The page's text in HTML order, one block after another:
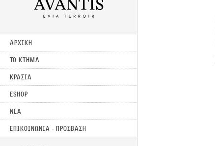
ΑΡΧΙΚΗ
ΤΟ ΚΤΗΜΑ
ΚΡΑΣΙΑ
ESHOP
ΝΕΑ
ΕΠΙΚΟΙΝΩΝΙΑ - ΠΡΟΣΒΑΣΗ